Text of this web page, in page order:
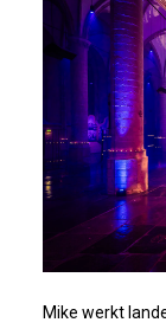
Mike werkt